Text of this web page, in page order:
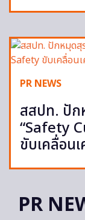
PR NEWS
สสปท. ปัก
“Safety
ขับเคลื่อน
PR